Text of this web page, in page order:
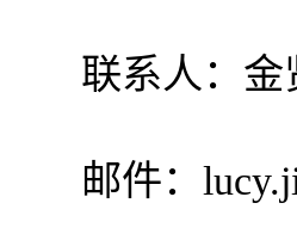
联系人：金
邮件：